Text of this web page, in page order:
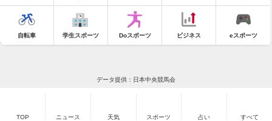
自転車 学生スポーツ Doスポーツ ビジネス eスポーツ
データ提供：日本中央競馬会
TOP ニュース 天気 スポーツ 占い すべて